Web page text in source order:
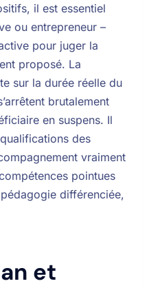
il est essentiel
ou entrepreneur –
pour juger la
proposé. La
sur la durée réelle du
brutalement
en suspens. Il
des
vraiment
pointues
différenciée,
et